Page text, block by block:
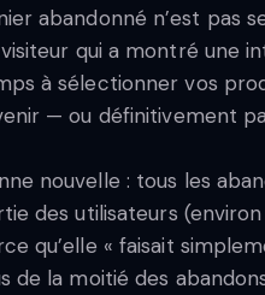
abandonné n’est pas
qui a montré une
à sélectionner vos
— ou définitivement
nouvelle : tous les
des utilisateurs
qu’elle « faisait
de la moitié des